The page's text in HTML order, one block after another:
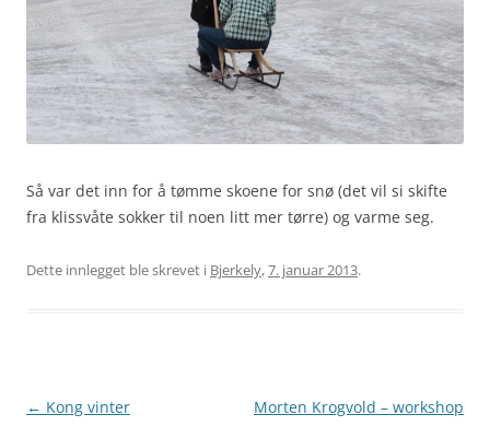
Så var det inn for å tømme skoene for snø (det vil si skifte
fra klissvåte sokker til noen litt mer tørre) og varme seg.
Dette innlegget ble skrevet i Bjerkely,7. januar 2013.
Innleggsnavigasjon
← Kong vinter
Morten Krogvold – workshop